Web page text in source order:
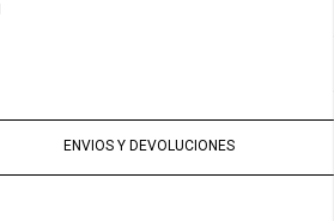
ENVIOS Y DEVOLUCIONES